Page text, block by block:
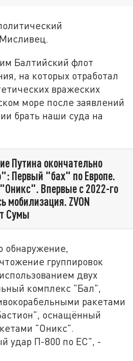
Балтийский флот
на которых отработал
вражеских
море после заявлений
брать наши суда на
Путина окончательно
Первый "бах" по Европе.
Впервые с 2022-го
мобилизация. ZVON
Сумы
обнаружение,
группировок
двух
комплекс "Бал",
ракетами
оснащённый
"Оникс".
удар П-800 по ЕС", -